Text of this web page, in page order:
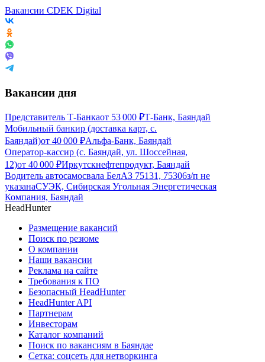
Вакансии CDEK Digital
Вакансии дня
Представитель Т-Банкаот 53 000 ₽Т-Банк, Баяндай
Мобильный банкир (доставка карт, с.
Баяндай)от 40 000 ₽Альфа-Банк, Баяндай
Оператор-кассир (с. Баяндай, ул. Шоссейная,
12)от 40 000 ₽Иркутскнефтепродукт, Баяндай
Водитель автосамосвала БелАЗ 75131, 75306з/п не
указанаСУЭК, Сибирская Угольная Энергетическая
Компания, Баяндай
HeadHunter
Размещение вакансий
Поиск по резюме
О компании
Наши вакансии
Реклама на сайте
Требования к ПО
Безопасный HeadHunter
HeadHunter API
Партнерам
Инвесторам
Каталог компаний
Поиск по вакансиям в Баяндае
Сетка: соцсеть для нетворкинга